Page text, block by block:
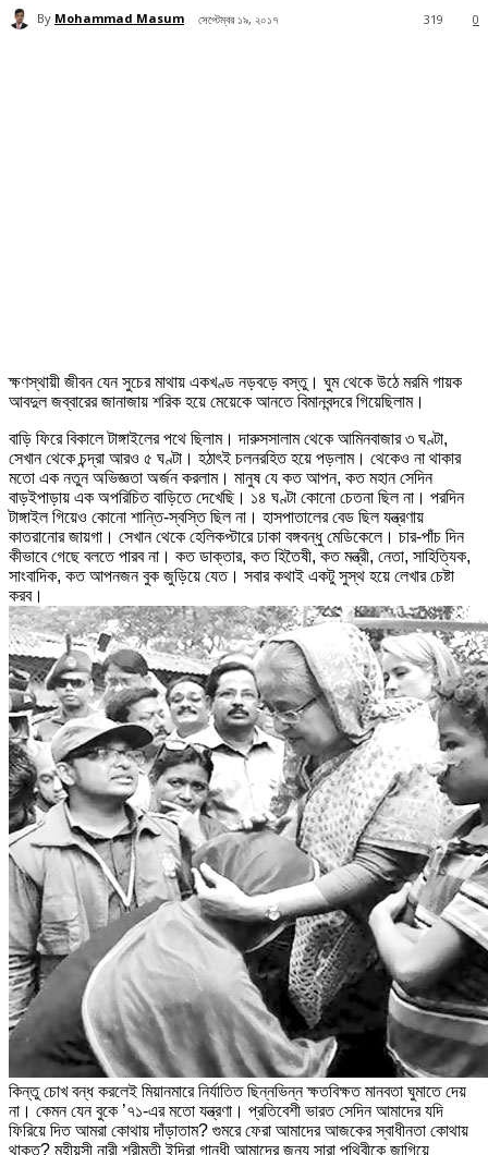
By Mohammad Masum সেপ্টেম্বর ১৯, ২০১৭ 0
319
ক্ষণস্থায়ী জীবন যেন সুচের মাথায় একখণ্ড নড়বড়ে বস্তু। ঘুম থেকে উঠে মরমি গায়ক
আবদুল জব্বারের জানাজায় শরিক হয়ে মেয়েকে আনতে বিমানবন্দরে গিয়েছিলাম।
বাড়ি ফিরে বিকালে টাঙ্গাইলের পথে ছিলাম। দারুসসালাম থেকে আমিনবাজার ৩ ঘণ্টা,
সেখান থেকে চন্দ্রা আরও ৫ ঘণ্টা। হঠাৎই চলনরহিত হয়ে পড়লাম। থেকেও না থাকার
মতো এক নতুন অভিজ্ঞতা অর্জন করলাম। মানুষ যে কত আপন, কত মহান সেদিন
বাড়ইপাড়ায় এক অপরিচিত বাড়িতে দেখেছি। ১৪ ঘণ্টা কোনো চেতনা ছিল না। পরদিন
টাঙ্গাইল গিয়েও কোনো শান্তি-স্বস্তি ছিল না। হাসপাতালের বেড ছিল যন্ত্রণায়
কাতরানোর জায়গা। সেখান থেকে হেলিকপ্টারে ঢাকা বঙ্গবন্ধু মেডিকেলে। চার-পাঁচ দিন
কীভাবে গেছে বলতে পারব না। কত ডাক্তার, কত হিতৈষী, কত মন্ত্রী, নেতা, সাহিত্যিক,
সাংবাদিক, কত আপনজন বুক জুড়িয়ে যেত। সবার কথাই একটু সুস্থ হয়ে লেখার চেষ্টা
করব।
কিন্তু চোখ বন্ধ করলেই মিয়ানমারে নির্যাতিত ছিন্নভিন্ন ক্ষতবিক্ষত মানবতা ঘুমাতে দেয়
না। কেমন যেন বুকে ’৭১-এর মতো যন্ত্রণা। প্রতিবেশী ভারত সেদিন আমাদের যদি
ফিরিয়ে দিত আমরা কোথায় দাঁড়াতাম? গুমরে ফেরা আমাদের আজকের স্বাধীনতা কোথায়
থাকত? মহীয়সী নারী শ্রীমতী ইন্দিরা গান্ধী আমাদের জন্য সারা পৃথিবীকে জাগিয়ে